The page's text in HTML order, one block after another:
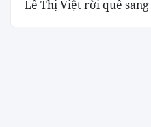
Lê Thị Việt rời quê